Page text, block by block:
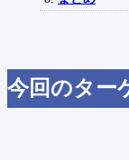
今回のター